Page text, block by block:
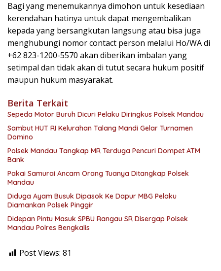
Bagi yang menemukannya dimohon untuk kesediaan
kerendahan hatinya untuk dapat mengembalikan
kepada yang bersangkutan langsung atau bisa juga
menghubungi nomor contact person melalui Ho/WA di
+62 823-1200-5570 akan diberikan imbalan yang
setimpal dan tidak akan di tutut secara hukum positif
maupun hukum masyarakat.
Berita Terkait
Sepeda Motor Buruh Dicuri Pelaku Diringkus Polsek Mandau
Sambut HUT RI Kelurahan Talang Mandi Gelar Turnamen
Domino
Polsek Mandau Tangkap MR Terduga Pencuri Dompet ATM
Bank
Pakai Samurai Ancam Orang Tuanya Ditangkap Polsek
Mandau
Diduga Ayam Busuk Dipasok Ke Dapur MBG Pelaku
Diamankan Polsek Pinggir
Didepan Pintu Masuk SPBU Rangau SR Disergap Polsek
Mandau Polres Bengkalis
Post Views: 81